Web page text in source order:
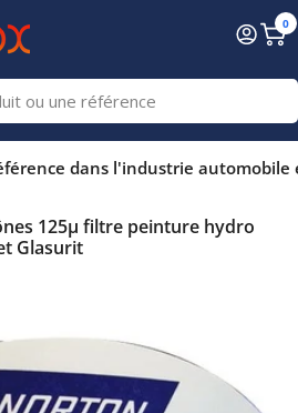
0
dans l'industrie automobile
125µ filtre peinture hydro
Glasurit